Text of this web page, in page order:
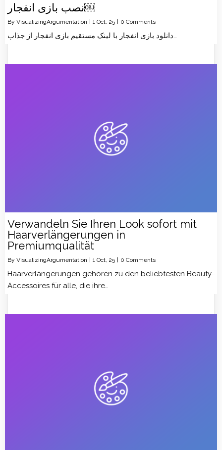
نصب بازی انفجار￼
By VisualizingArgumentation 1 Oct, 25 0 Comments
دانلود بازی انفجار با لینک مستقیم بازی انفجار از جذاب…
Verwandeln Sie Ihren Look sofort mit
Haarverlängerungen in
Premiumqualität
By VisualizingArgumentation | 1 Oct, 25 | 0 Comments
Haarverlängerungen gehören zu den beliebtesten Beauty-
Accessoires für alle, die ihre…